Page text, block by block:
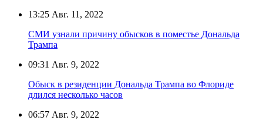
13:25 Авг. 11, 2022
СМИ узнали причину обысков в поместье Дональда
Трампа
09:31 Авг. 9, 2022
Обыск в резиденции Дональда Трампа во Флориде
длился несколько часов
06:57 Авг. 9, 2022